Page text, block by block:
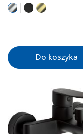
Do koszyka